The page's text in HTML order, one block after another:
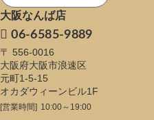
大阪なんば店
06-6585-9889
〒 556-0016
大阪府大阪市浪速区
元町1-5-15
オカダウィーンビル1F
[営業時間] 10:00～19:00